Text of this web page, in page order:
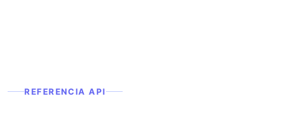
REFERENCIA API